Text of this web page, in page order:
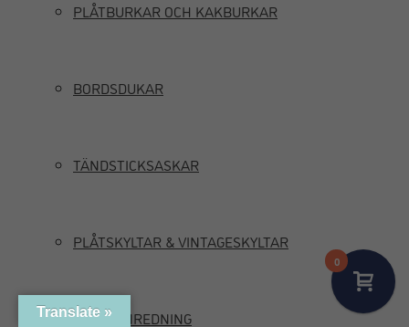
PLÅTBURKAR OCH KAKBURKAR
BORDSDUKAR
TÄNDSTICKSASKAR
PLÅTSKYLTAR & VINTAGESKYLTAR
MARIN INREDNING
0
Translate »